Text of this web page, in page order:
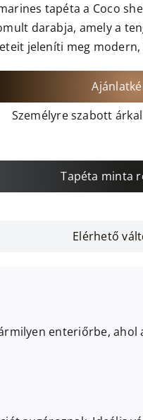
tapéta a Coco
darabja, amely a
jeleníti meg
Személyre szabott
Tapéta minta
Elérhető
enteriőrbe, ahol